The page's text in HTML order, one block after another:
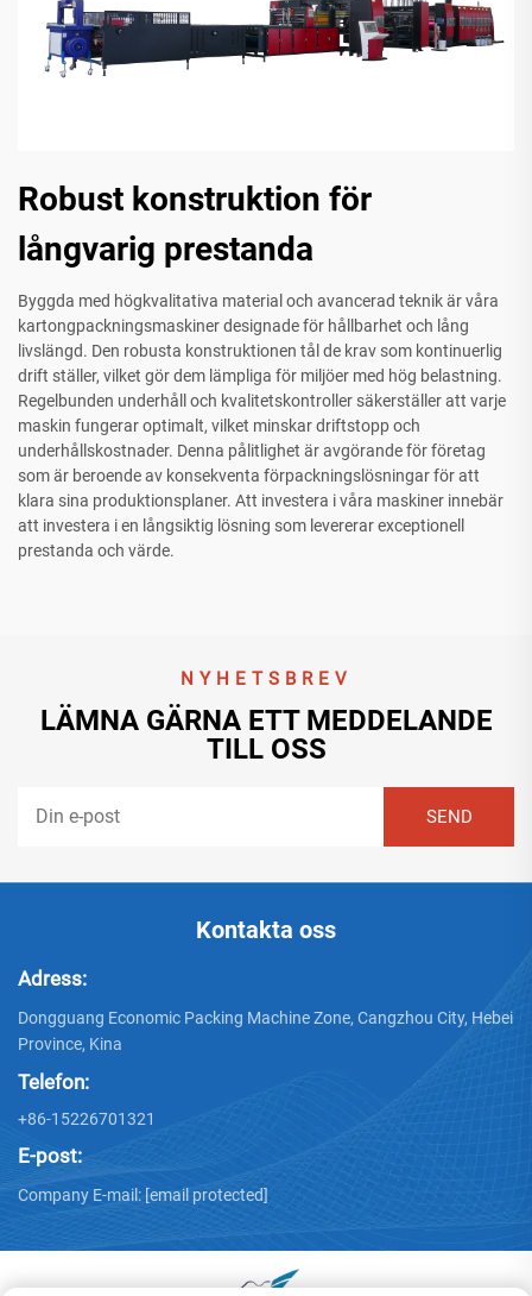
Robust konstruktion för
långvarig prestanda
Byggda med högkvalitativa material och avancerad teknik är våra
kartongpackningsmaskiner designade för hållbarhet och lång
livslängd. Den robusta konstruktionen tål de krav som kontinuerlig
drift ställer, vilket gör dem lämpliga för miljöer med hög belastning.
Regelbunden underhåll och kvalitetskontroller säkerställer att varje
maskin fungerar optimalt, vilket minskar driftstopp och
underhållskostnader. Denna pålitlighet är avgörande för företag
som är beroende av konsekventa förpackningslösningar för att
klara sina produktionsplaner. Att investera i våra maskiner innebär
att investera i en långsiktig lösning som levererar exceptionell
prestanda och värde.
NYHETSBREV
LÄMNA GÄRNA ETT MEDDELANDE
TILL OSS
Kontakta oss
Adress:
Dongguang Economic Packing Machine Zone, Cangzhou City, Hebei
Province, Kina
Telefon:
+86-15226701321
E-post:
Company E-mail: [email protected]